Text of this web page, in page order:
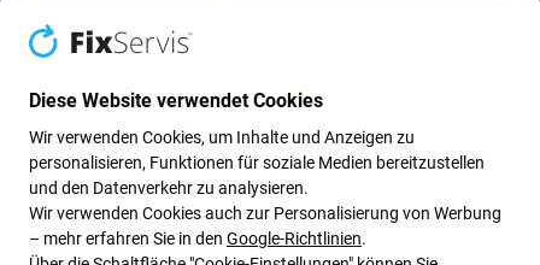
wie wir unsere Prozesse anpassen, um unseren
Fußabdruck zu verringern.
Weiterlesen
Newsletter-Fix
Abonnieren Sie den regelmäßigen Newsletter über Rabatte und
Diese Website verwendet Cookies
Wir verwenden Cookies, um Inhalte und Anzeigen zu
personalisieren, Funktionen für soziale Medien bereitzustellen
und den Datenverkehr zu analysieren.
Wir verwenden Cookies auch zur Personalisierung von Werbung
– mehr erfahren Sie in den Google-Richtlinien.